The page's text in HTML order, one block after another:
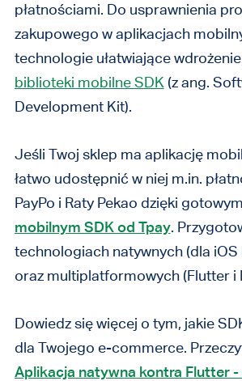
płatnościami. Do usprawnienia
zakupowego w aplikacjach
technologie ułatwiające
biblioteki mobilne SDK(z ang.
Development Kit).
Jeśli Twoj sklep ma aplikację
łatwo udostępnić w niej m.in.
PayPo i Raty Pekao dzięki gotowym
mobilnym SDK od Tpay.
technologiach natywnych (dla iOS
oraz multiplatformowych (Flutter i
Dowiedz się więcej o tym, jakie
dla Twojego e-commerce.
Aplikacja natywna kontra Flutter